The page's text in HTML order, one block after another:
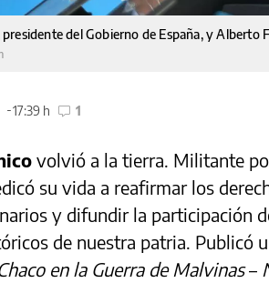
presidente del Gobierno de España, y Alberto
17:39 h 1
volvió a la tierra. Militante
su vida a reafirmar los
y difundir la participación
de nuestra patria. Publicó
en la Guerra de Malvinas–